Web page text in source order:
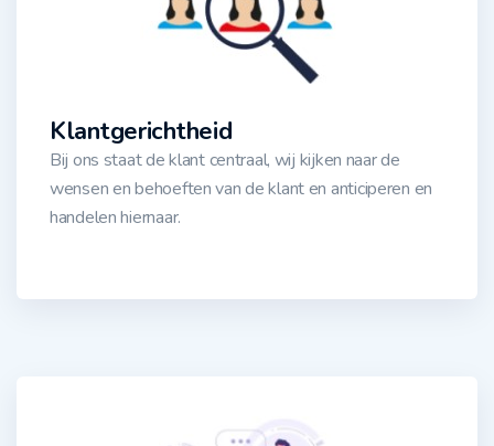
Klantgerichtheid
Bij ons staat de klant centraal, wij kijken naar de
wensen en behoeften van de klant en anticiperen en
handelen hiernaar.